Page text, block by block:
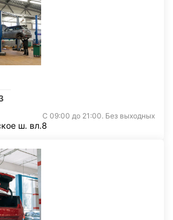
С 09:00 до 21:00. Без выходных
ш. вл.8